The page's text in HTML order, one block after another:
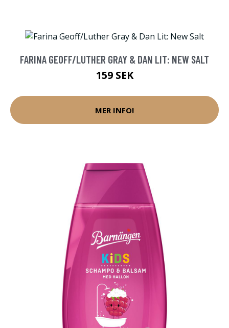
FARINA GEOFF/LUTHER GRAY & DAN LIT: NEW SALT
159 SEK
MER INFO!